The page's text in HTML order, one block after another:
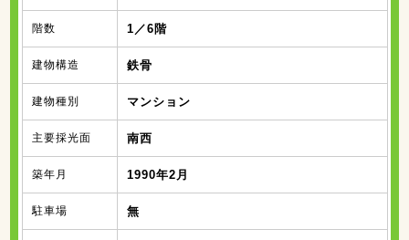
階数 1／6階
建物構造 鉄骨
建物種別 マンション
主要採光面 南西
築年月 1990年2月
駐車場 無